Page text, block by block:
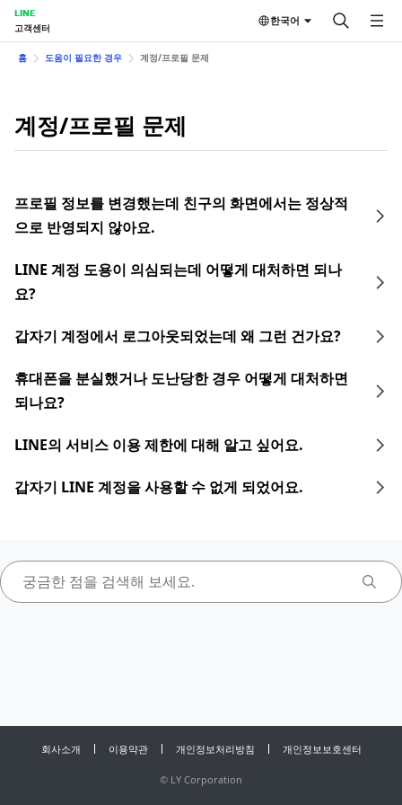
LINE
고객센터
한국어
홈 도움이 필요한 경우 계정/프로필 문제
계정/프로필 문제
프로필 정보를 변경했는데 친구의 화면에서는 정상적
으로 반영되지 않아요.
LINE 계정 도용이 의심되는데 어떻게 대처하면 되나
요?
갑자기 계정에서 로그아웃되었는데 왜 그런 건가요?
휴대폰을 분실했거나 도난당한 경우 어떻게 대처하면
되나요?
LINE의 서비스 이용 제한에 대해 알고 싶어요.
갑자기 LINE 계정을 사용할 수 없게 되었어요.
회사소개 이용약관 개인정보처리방침 개인정보보호센터
© LY Corporation